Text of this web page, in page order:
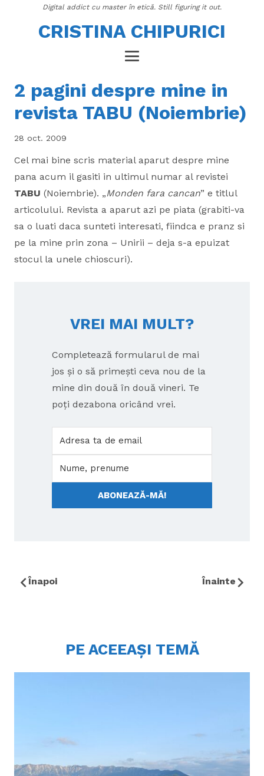
Digital addict cu master în etică. Still figuring it out.
CRISTINA CHIPURICI
2 pagini despre mine in
revista TABU (Noiembrie)
28 oct. 2009
Cel mai bine scris material aparut despre mine
pana acum il gasiti in ultimul numar al revistei
TABU (Noiembrie). „Monden fara cancan” e titlul
articolului. Revista a aparut azi pe piata (grabiti-va
sa o luati daca sunteti interesati, fiindca e pranz si
pe la mine prin zona – Unirii – deja s-a epuizat
stocul la unele chioscuri).
VREI MAI MULT?
Completează formularul de mai
jos și o să primești ceva nou de la
mine din două în două vineri. Te
poți dezabona oricând vrei.
ABONEAZĂ-MĂ!
Înapoi Înainte
PE ACEEAȘI TEMĂ